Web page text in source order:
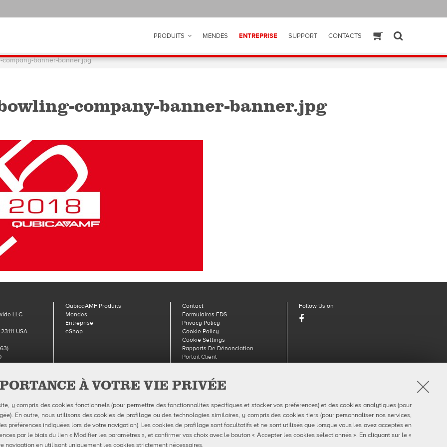
À VOTRE VIE PRIVÉE
y compris des cookies fonctionnels (pour permettre des fonctionnalités spécifiques et stocker vos préférences) et des cookies analytiques (pour
En outre, nous utilisons des cookies de profilage ou des technologies similaires, y compris des cookies tiers (pour personnaliser nos services,
préférences indiquées lors de votre navigation). Les cookies de profilage sont facultatifs et ne sont utilisés que lorsque vous les avez acceptés en
par le biais du lien « Modifier les paramètres », et confirmer vos choix avec le bouton « Accepter les cookies sélectionnés ». En cliquant sur le «
navigation en utilisant uniquement les cookies strictement nécessaires.
PRODUITS MENDES ENTREPRISE SUPPORT CONTACTSESHOP
banner-banner.jpg
company-banner-banner.jpg
LLC
USA
QubicaAMF Produits
Mendes
Entreprise
eShop
Contact
Formulaires FDS
Privacy Policy
Cookie Policy
Cookie Settings
Rapports De Dénonciation
Portail Client
Follow Us on
Facebook
Europe spa - Via della Croce Coperta, 15 40128 Bologna, Italy - VAT IT04320910377
Copyright © 2026 Qubica Holdings s.r.l. All rights reserved.